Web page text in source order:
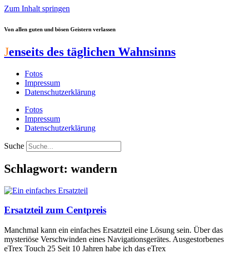
Zum Inhalt springen
Von allen guten und bösen Geistern verlassen
Jenseits des täglichen Wahnsinns
Fotos
Impressum
Datenschutzerklärung
Fotos
Impressum
Datenschutzerklärung
Suche
Schlagwort: wandern
Ersatzteil zum Centpreis
Manchmal kann ein einfaches Ersatzteil eine Lösung sein. Über das
mysteriöse Verschwinden eines Navigationsgerätes. Ausgestorbenes
eTrex Touch 25 Seit 10 Jahren habe ich das eTrex